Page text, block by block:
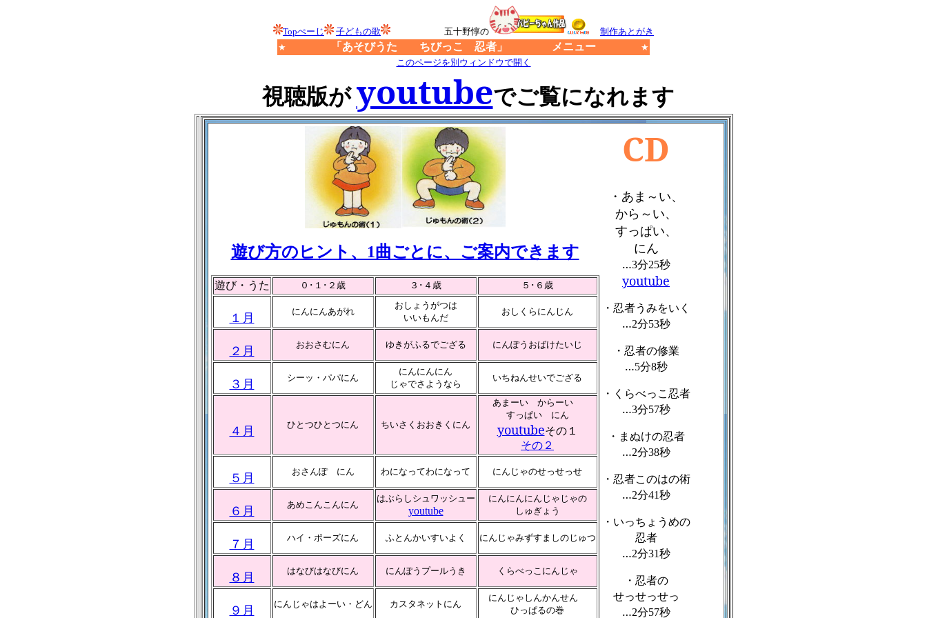
Topぺーじ 子どもの歌 五十野惇の
制作あとがき
★
「あそびうた ちびっこ 忍者」 メニュー ★
このページを別ウィンドウで開く
視聴版がyoutubeでご覧になれます
遊び方のヒント、1曲ごとに、ご案内できます
遊び・うた ０･１･２歳 ３･４歳 ５･６歳
１月 にんにんあがれ
おしょうがつは
いいもんだ
おしくらにんじん
２月 おおさむにん ゆきがふるでござる にんぽうおばけたいじ
３月 シーッ・パパにん
にんにんにん
じゃでさようなら
いちねんせいでござる
４月 ひとつひとつにん ちいさくおおきくにん
あまーい からーい
すっぱい にん
youtubeその１
その２
５月 おさんぽ にん わになってわになって にんじゃのせっせっせ
６月 あめこんこんにん
はぶらしシュワッシュー
youtube
にんにんにんじゃじゃの
しゅぎょう
７月 ハイ・ポーズにん ふとんかいすいよく にんじゃみずすましのじゅつ
８月 はなびはなびにん にんぽうプールうき くらべっこにんじゃ
９月 にんじゃはよーい・どん カスタネットにん
にんじゃしんかんせん
ひっぱるの巻
CD
・あま～い、
から～い、
すっぱい、
にん
…3分25秒
youtube
・忍者うみをいく
…2分53秒
・忍者の修業
…5分8秒
・くらべっこ忍者
…3分57秒
・まぬけの忍者
…2分38秒
・忍者このはの術
…2分41秒
・いっちょうめの
忍者
…2分31秒
・忍者の
せっせっせっ
…2分57秒